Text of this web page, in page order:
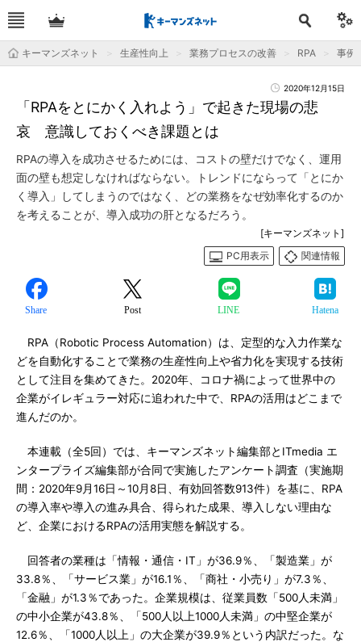
キーマンズネット 生産性向上 業務プロセスの改善 RPA 事例
2020年12月15日
「RPAをとにかく入れよう」で起きた現場の悲
哀 意識しておくべき課題とは
RPAの導入を成功させるためには、コストの壁だけでなく、運用
面の壁も想定しなければならない。トレンドにならって「とにか
く導入」してしまうのではなく、どの業務をなぜ効率化するのか
を考えることが、導入成功の肝となるだろう。
[キーマンズネット]
PC用表示
関連情報
Share Post LINE Hatena
RPA（Robotic Process Automation）は、定型的な入力作業な
どを自動化することで業務の生産性向上や省力化を実現する技術
として注目を集めてきた。2020年、コロナ禍によって世界中の
企業がイレギュラー対応に追われた中で、RPAの活用はどこまで
進んだのか。
本連載（全5回）では、キーマンズネット編集部とITmedia エ
ンタープライズ編集部が合同で実施したアンケート調査（実施期
間：2020年9月16日～10月8日、有効回答数913件）を基に、RPA
の導入率や導入の進み具合、得られた成果、導入しない理由な
ど、企業におけるRPAの活用実態を解説する。
回答者の業種は「情報・通信・IT」が36.9％、「製造業」が
33.8％、「サービス業」が16.1％、「商社・小売り」が7.3％、
「金融」が1.3％であった。企業規模は、従業員数「500人未満」
の中小企業が43.8％、「500人以上1000人未満」の中堅企業が
12.6％、「1000人以上」の大企業が39.9％という内訳だった。な